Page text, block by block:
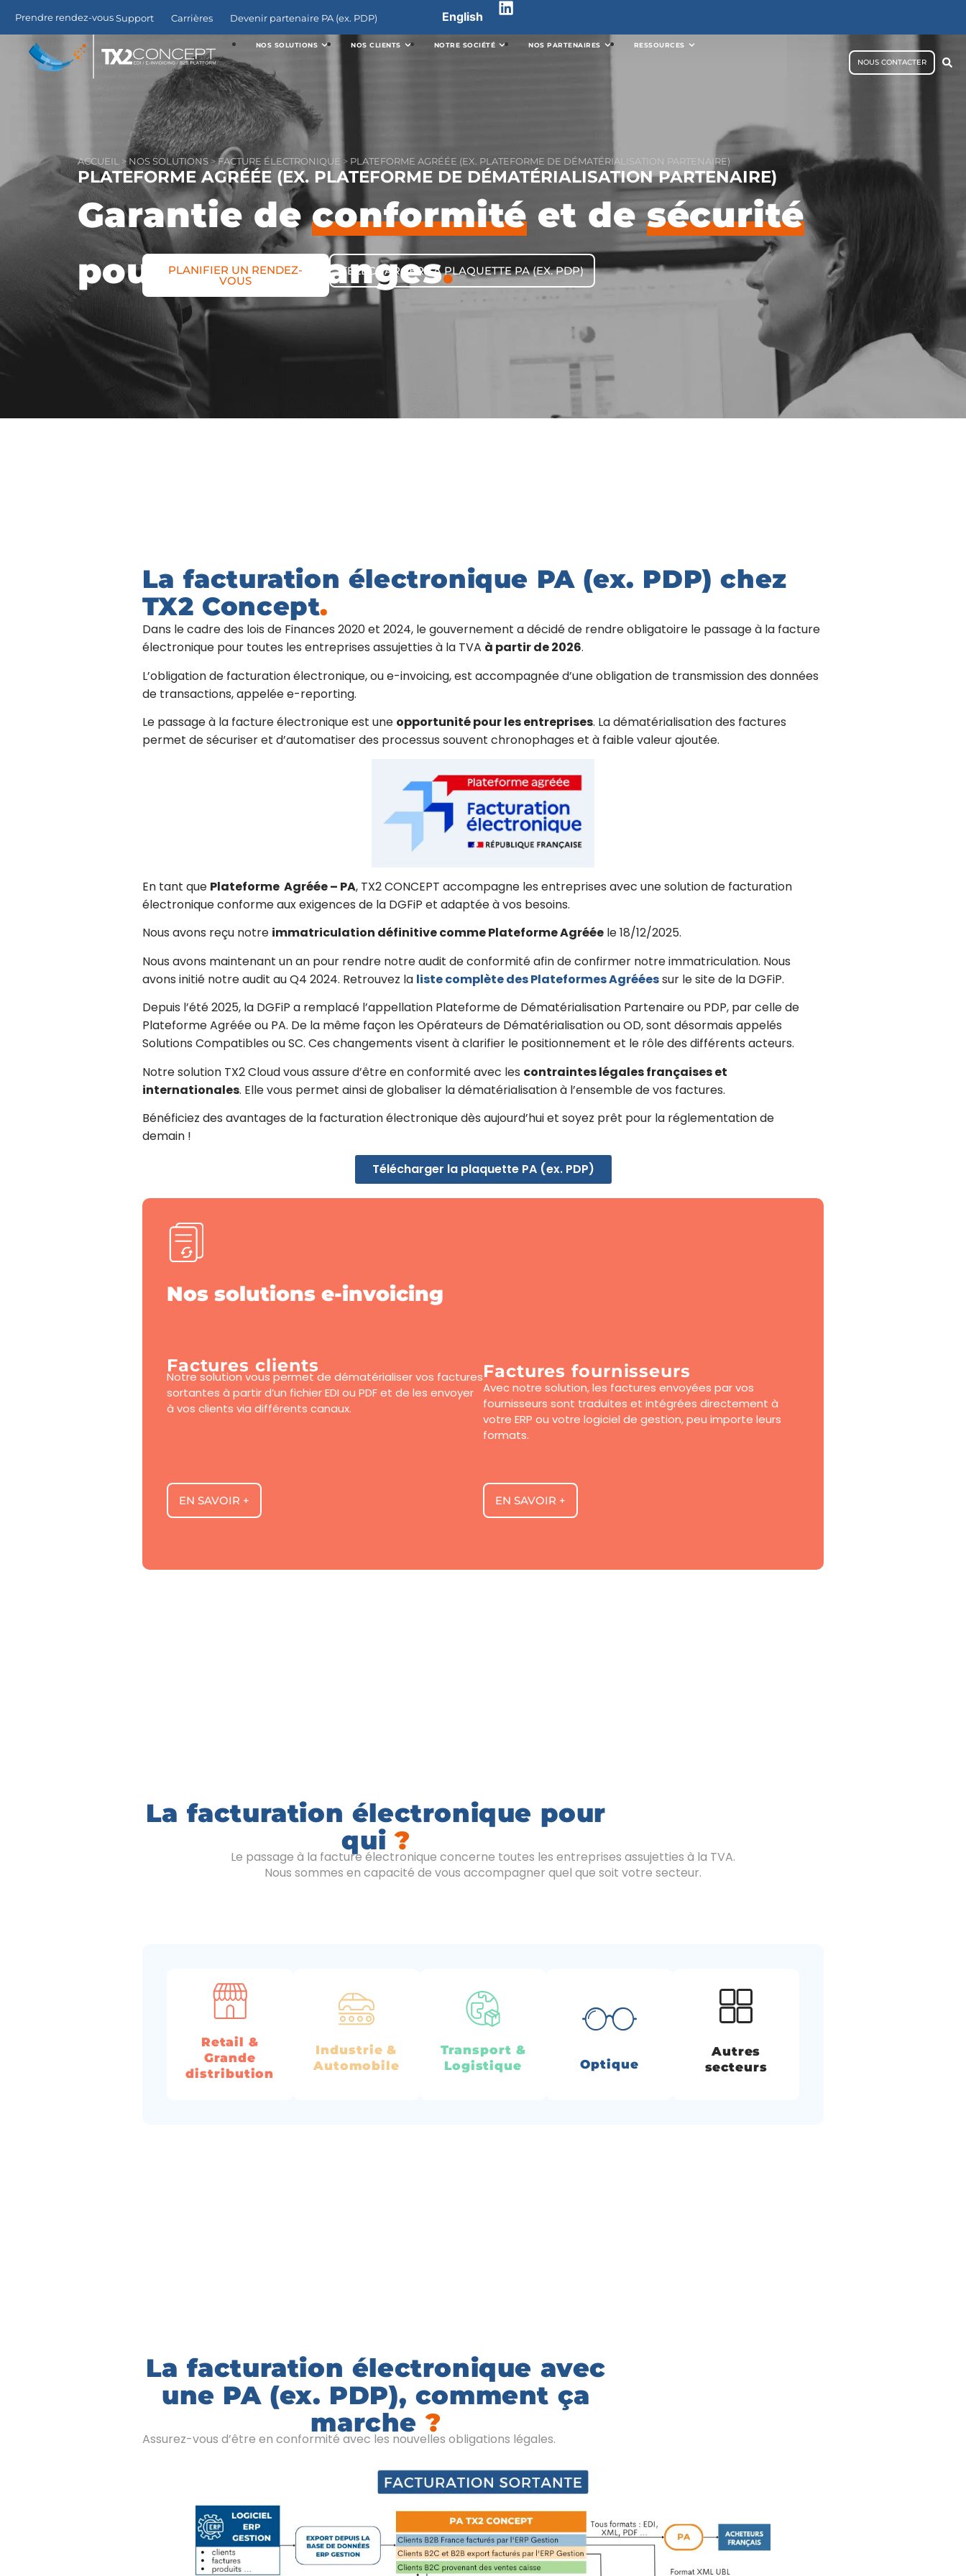
Prendre rendez-vousSupport Carrières Devenir partenaire PA (ex. PDP) English
NOS SOLUTIONS NOS CLIENTS NOTRE SOCIÉTÉ NOS PARTENAIRES RESSOURCES
NOUS CONTACTER
ACCUEIL > NOS SOLUTIONS>FACTURE ÉLECTRONIQUE > PLATEFORME AGRÉÉE (EX. PLATEFORME DE DÉMATÉRIALISATION PARTENAIRE)
PLATEFORME AGRÉÉE (EX. PLATEFORME DE DÉMATÉRIALISATION PARTENAIRE)
Garantie deconformité et desécurité
pour vos échanges.
PLANIFIER UN RENDEZ-
VOUS
TÉLÉCHARGER LA PLAQUETTE PA (EX. PDP)
La facturation électronique PA (ex. PDP) chez
TX2 Concept.
Dans le cadre des lois de Finances 2020 et 2024, le gouvernement a décidé de rendre obligatoire le passage à la facture
électronique pour toutes les entreprises assujetties à la TVA à partir de 2026.
L’obligation de facturation électronique, ou e-invoicing, est accompagnée d’une obligation de transmission des données
de transactions, appelée e-reporting.
Le passage à la facture électronique est une opportunité pour les entreprises. La dématérialisation des factures
permet de sécuriser et d’automatiser des processus souvent chronophages et à faible valeur ajoutée.
En tant que Plateforme Agréée – PA, TX2 CONCEPT accompagne les entreprises avec une solution de facturation
électronique conforme aux exigences de la DGFiP et adaptée à vos besoins.
Nous avons reçu notre immatriculation définitive comme Plateforme Agrééele 18/12/2025.
Nous avons maintenant un an pour rendre notre audit de conformité afin de confirmer notre immatriculation. Nous
avons initié notre audit au Q4 2024. Retrouvez la liste complète des Plateformes Agrééessur le site de la DGFiP.
Depuis l’été 2025, la DGFiP a remplacé l’appellation Plateforme de Dématérialisation Partenaire ou PDP, par celle de
Plateforme Agréée ou PA. De la même façon les Opérateurs de Dématérialisation ou OD, sont désormais appelés
Solutions Compatibles ou SC. Ces changements visent à clarifier le positionnement et le rôle des différents acteurs.
Notre solution TX2 Cloud vous assure d’être en conformité avec les contraintes légales françaises et
internationales. Elle vous permet ainsi de globaliser la dématérialisation à l’ensemble de vos factures.
Bénéficiez des avantages de la facturation électronique dès aujourd’hui et soyez prêt pour la réglementation de
demain !
Télécharger la plaquette PA (ex. PDP)
Nos solutions e-invoicing
Factures clients
Notre solution vous permet de dématérialiser vos factures
sortantes à partir d’un fichier EDI ou PDF et de les envoyer
à vos clients via différents canaux.
Factures fournisseurs
Avec notre solution, les factures envoyées par vos
fournisseurs sont traduites et intégrées directement à
votre ERP ou votre logiciel de gestion, peu importe leurs
formats.
EN SAVOIR + EN SAVOIR +
La facturation électronique pour
qui?
Le passage à la facture électronique concerne toutes les entreprises assujetties à la TVA.
Nous sommes en capacité de vous accompagner quel que soit votre secteur.
Retail &
Grande
distribution
Industrie &
Automobile
Transport &
Logistique
Optique
Autres
secteurs
La facturation électronique avec
une PA (ex. PDP), comment ça
marche?
Assurez-vous d’être en conformité avec les nouvelles obligations légales.